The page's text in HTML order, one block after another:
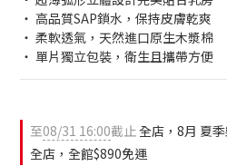
‧ 高品質SAP鎖水，保持皮膚乾爽
‧ 柔軟透氣，天然進口原生木漿棉
‧ 單片獨立包裝，衛生且攜帶方便
至08/31 16:00截止全店，8月 夏
全店，全館$890免運